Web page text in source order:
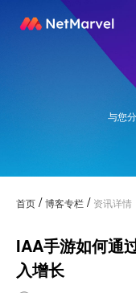
与您
首页 /博客专栏 / 资讯详情
IAA手游如何通
入增长